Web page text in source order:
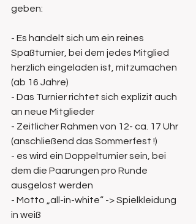
geben:
- Es handelt sich um ein reines
Spaßturnier, bei dem jedes Mitglied
herzlich eingeladen ist, mitzumachen
(ab 16 Jahre)
- Das Turnier richtet sich explizit auch
an neue Mitglieder
- Zeitlicher Rahmen von 12- ca. 17 Uhr
(anschließend das Sommerfest !)
- es wird ein Doppelturnier sein, bei
dem die Paarungen pro Runde
ausgelost werden
- Motto „all-in-white“ -> Spielkleidung
in weiß